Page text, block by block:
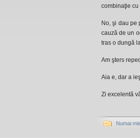
combinaţie cu
No, şi dau pe
cauză de un
tras o dungă
Am şters
Aia e, dar a
Zi excelentă
Numai